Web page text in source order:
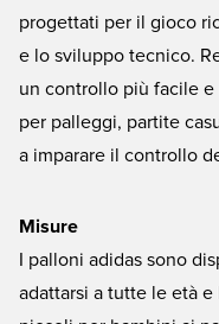
progettati per il gioco
e lo sviluppo tecnico.
un controllo più facile
per palleggi, partite
a imparare il controllo
Misure
I palloni adidas sono
adattarsi a tutte le età